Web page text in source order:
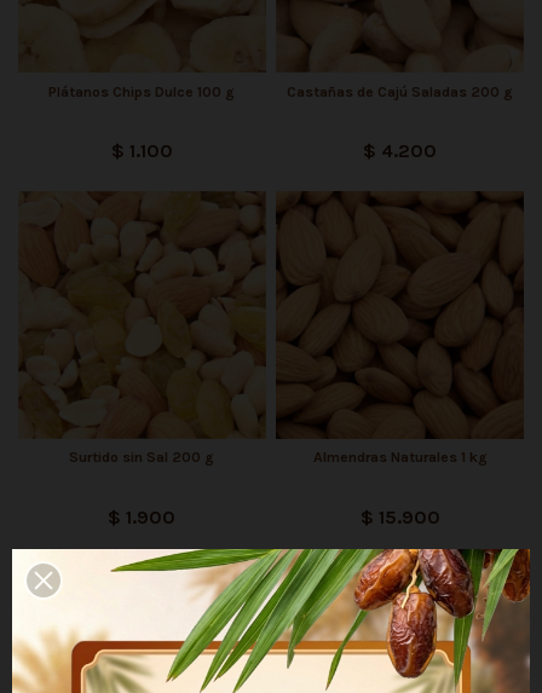
Plátanos Chips Dulce 100 g
$ 1.100
Castañas de Cajú Saladas 200 g
$ 4.200
Surtido sin Sal 200 g
$ 1.900
Almendras Naturales 1 kg
$ 15.900